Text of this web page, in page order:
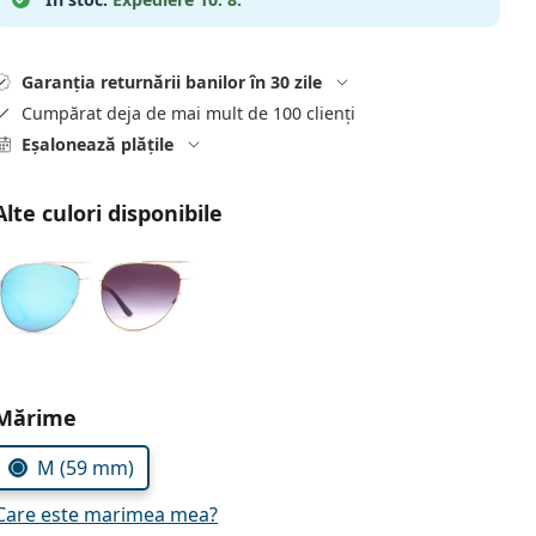
Garanția returnării banilor în 30 zile
Cumpărat deja de mai mult de 100 clienți
Eșalonează plățile
culori disponibile
parametrii
M (59 mm)
este marimea mea?